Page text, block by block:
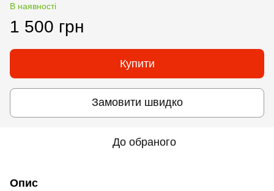
В наявності
1 500 грн
Купити
Замовити швидко
До обраного
Опис